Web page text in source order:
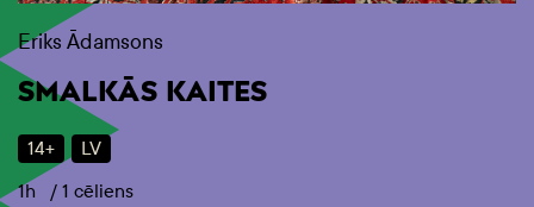
Eriks Ādamsons
SMALKĀS KAITES
14+
LV
1h
/ 1 cēliens